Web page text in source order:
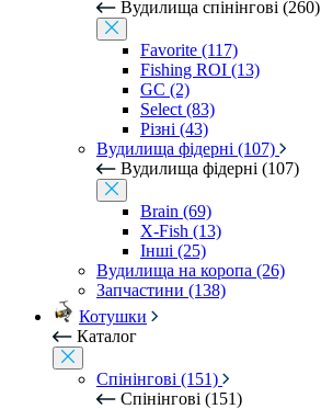
Вудилища спінінгові (260)
Favorite (117)
Fishing ROI (13)
GC (2)
Select (83)
Різні (43)
Вудилища фідерні (107)
Вудилища фідерні (107)
Brain (69)
X-Fish (13)
Інші (25)
Вудилища на коропа (26)
Запчастини (138)
Котушки
Каталог
Спінінгові (151)
Спінінгові (151)